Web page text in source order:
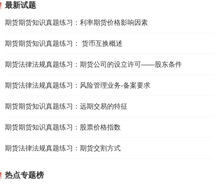
最新试题
期货期货知识真题练习：利率期货价格影响因素
期货期货知识真题练习： 货币互换概述
期货法律法规真题练习：期货公司的设立许可——股东条件
期货法律法规真题练习：风险管理业务-备案要求
期货期货知识真题练习：远期交易的特征
期货期货知识真题练习：股票价格指数
期货法律法规真题练习：期货交割方式
热点专题榜